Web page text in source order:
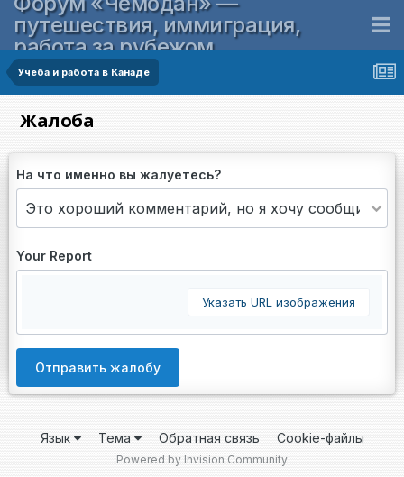
путешествия, иммиграция,
работа за рубежом
Учеба и работа в Канаде
Жалоба
На что именно вы жалуетесь?
Your Report
Указать URL изображения
Отправить жалобу
Язык Тема Обратная связь Cookie-файлы
Powered by Invision Community